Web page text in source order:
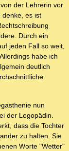
der Lehrerin vor
denke, es ist
Durch ein
jeden Fall so weit,
habe ich
deutlich
nun
der Logopädin.
dass die Tochter
zu halten. Sie
Worte "Wetter"